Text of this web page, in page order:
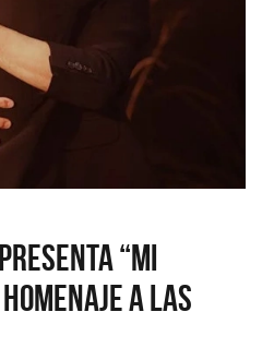
“Mi
a las